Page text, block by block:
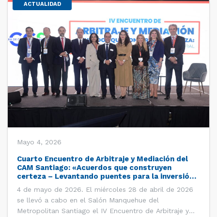
ACTUALIDAD
Mayo 4, 2026
Cuarto Encuentro de Arbitraje y Mediación del
CAM Santiago: «Acuerdos que construyen
certeza – Levantando puentes para la inversión
4 de mayo de 2026. El miércoles 28 de abril de 2026
se llevó a cabo en el Salón Manquehue del
Metropolitan Santiago el IV Encuentro de Arbitraje y